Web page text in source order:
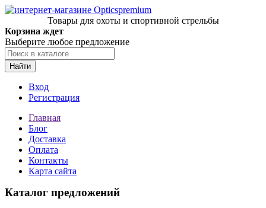
Товары для охоты и спортивной стрельбы
Корзина ждет
Выберите любое предложение
Найти
Вход
Регистрация
Главная
Блог
Доставка
Оплата
Контакты
Карта сайта
Каталог предложений